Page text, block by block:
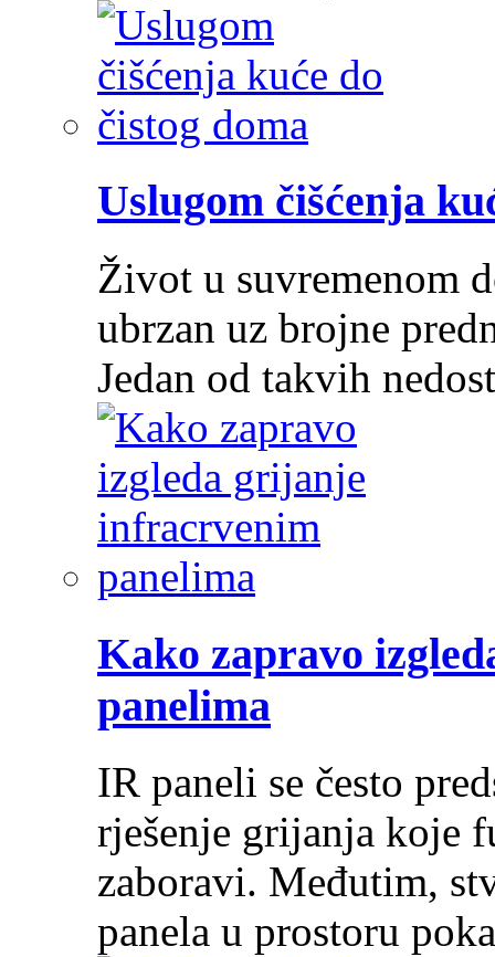
Uslugom čišćenja
Život u suvremenom
ubrzan uz brojne
Jedan od takvih
Kako zapravo
panelima
IR paneli se često
rješenje grijanja koje
zaboravi. Međutim,
panela u prostoru